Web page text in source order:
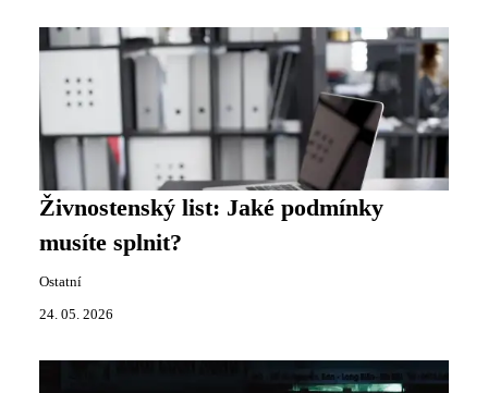
Živnostenský list: Jaké podmínky
musíte splnit?
Ostatní
24. 05. 2026